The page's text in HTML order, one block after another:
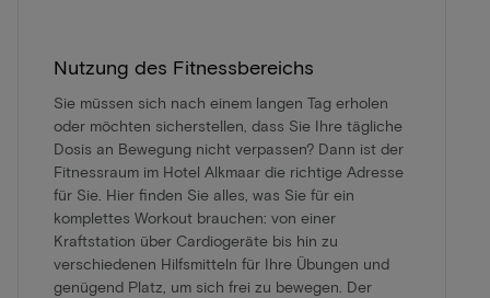
Nutzung des Fitnessbereichs
Sie müssen sich nach einem langen Tag erholen
oder möchten sicherstellen, dass Sie Ihre tägliche
Dosis an Bewegung nicht verpassen? Dann ist der
Fitnessraum im Hotel Alkmaar die richtige Adresse
für Sie. Hier finden Sie alles, was Sie für ein
komplettes Workout brauchen: von einer
Kraftstation über Cardiogeräte bis hin zu
verschiedenen Hilfsmitteln für Ihre Übungen und
genügend Platz, um sich frei zu bewegen. Der